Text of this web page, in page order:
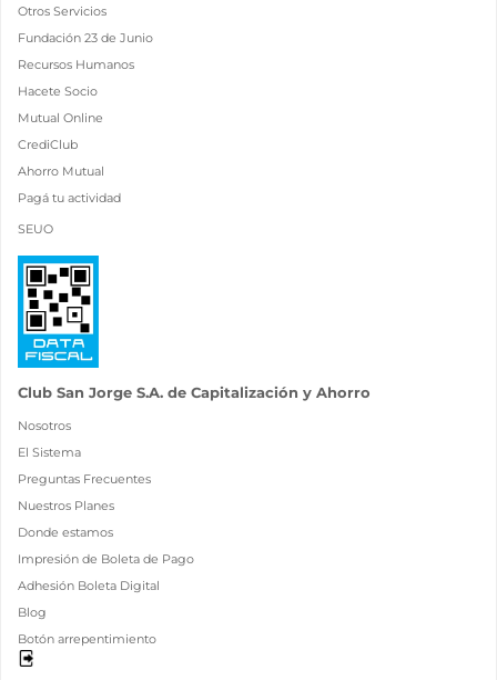
Otros Servicios
Fundación 23 de Junio
Recursos Humanos
Hacete Socio
Mutual Online
CrediClub
Ahorro Mutual
Pagá tu actividad
SEUO
Club San Jorge S.A. de Capitalización y Ahorro
Nosotros
El Sistema
Preguntas Frecuentes
Nuestros Planes
Donde estamos
Impresión de Boleta de Pago
Adhesión Boleta Digital
Blog
Botón arrepentimiento